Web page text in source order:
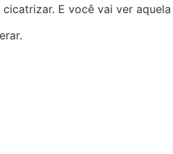
E você vai ver